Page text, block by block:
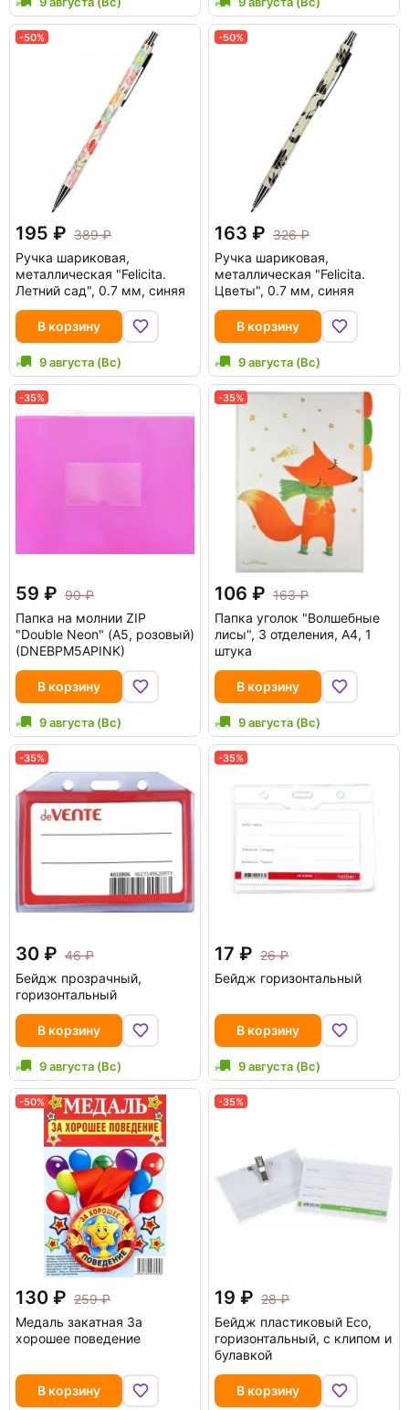
-50%
195
389
Ручка шариковая,
металлическая "Felicita.
Летний сад", 0.7 мм, синяя
В корзину
9 августа (Вс)
-50%
163
326
Ручка шариковая,
металлическая "Felicita.
Цветы", 0.7 мм, синяя
В корзину
9 августа (Вс)
-35%
59
90
Папка на молнии ZIP
"Double Neon" (А5, розовый)
(DNEBPM5APINK)
В корзину
9 августа (Вс)
-35%
106
163
Папка уголок "Волшебные
лисы", 3 отделения, А4, 1
штука
В корзину
9 августа (Вс)
-35%
30
46
Бейдж прозрачный,
горизонтальный
В корзину
9 августа (Вс)
-35%
17
26
Бейдж горизонтальный
В корзину
9 августа (Вс)
-50%
130
259
Медаль закатная За
хорошее поведение
В корзину
-35%
19
28
Бейдж пластиковый Eco,
горизонтальный, с клипом и
булавкой
В корзину